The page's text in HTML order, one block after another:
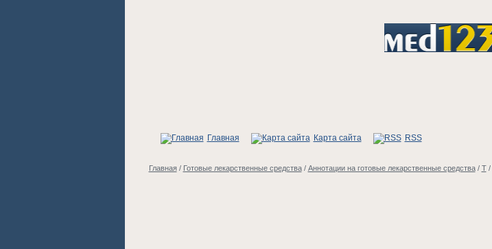
Главная Карта сайта RSS
Главная/ Готовые лекарственные средства/ Аннотации на готовые лекарственные средства/ Т/